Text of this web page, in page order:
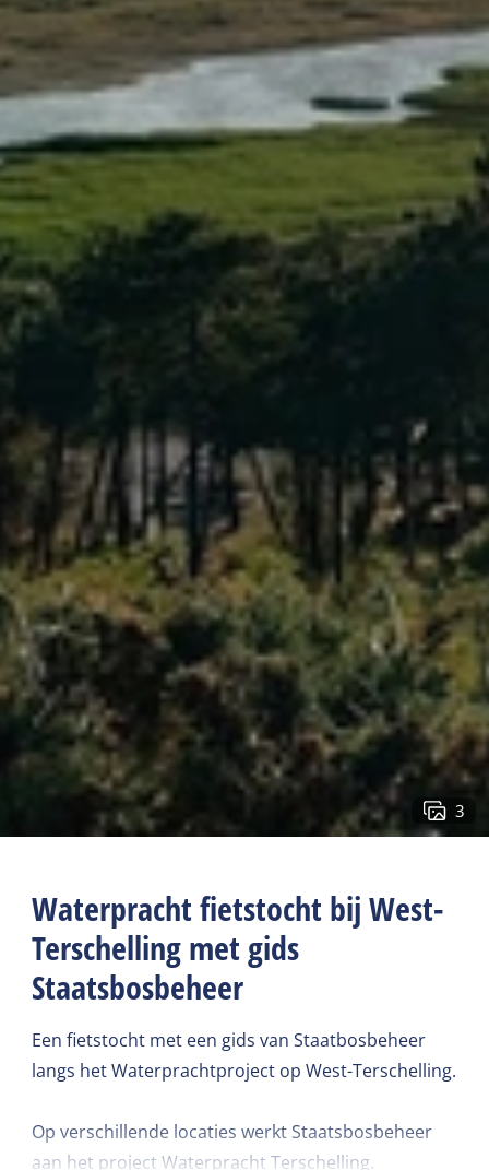
3
Waterpracht fietstocht bij West-
Terschelling met gids
Staatsbosbeheer
Een fietstocht met een gids van Staatbosbeheer
langs het Waterprachtproject op West-Terschelling.
Op verschillende locaties werkt Staatsbosbeheer
aan het project Waterpracht Terschelling.